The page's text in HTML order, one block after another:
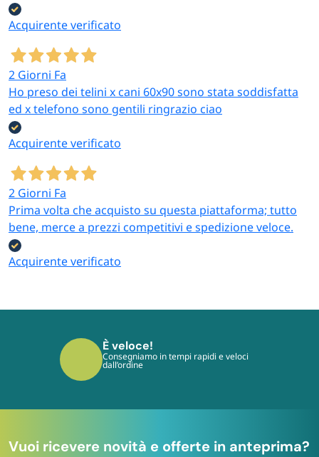
Acquirente verificato
2 Giorni Fa
Ho preso dei telini x cani 60x90 sono stata soddisfatta
ed x telefono sono gentili ringrazio ciao
Acquirente verificato
2 Giorni Fa
Prima volta che acquisto su questa piattaforma; tutto
bene, merce a prezzi competitivi e spedizione veloce.
Acquirente verificato
È sicuro!
I tuoi pagamenti sono protetti dai più
moderni protocolli
Vuoi ricevere novità e offerte in anteprima?